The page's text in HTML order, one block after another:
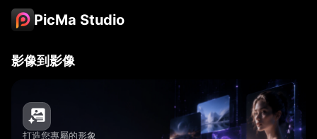
PicMa Studio
影像到影像
打造您專屬的形象